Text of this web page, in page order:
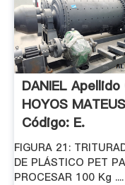
DANIEL
HOYOS MATEUS
Código: E.
FIGURA 21:
DE PLÁSTICO PET
PROCESAR 100 Kg